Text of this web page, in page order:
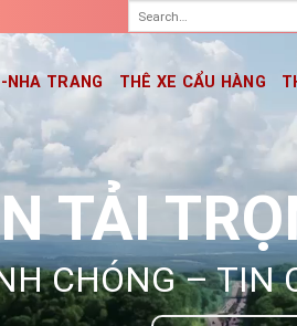
NHA TRANG THÊ XE CẨU HÀNG
TẢI
CHÓNG – TIN